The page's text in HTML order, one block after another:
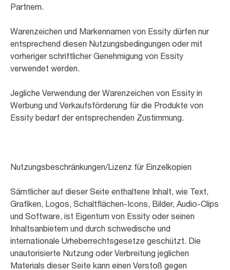
Partnern.
Warenzeichen und Markennamen von Essity dürfen nur
entsprechend diesen Nutzungsbedingungen oder mit
vorheriger schriftlicher Genehmigung von Essity
verwendet werden.
Jegliche Verwendung der Warenzeichen von Essity in
Werbung und Verkaufsförderung für die Produkte von
Essity bedarf der entsprechenden Zustimmung.
Nutzungsbeschränkungen/Lizenz für Einzelkopien
Sämtlicher auf dieser Seite enthaltene Inhalt, wie Text,
Grafiken, Logos, Schaltflächen-Icons, Bilder, Audio-Clips
und Software, ist Eigentum von Essity oder seinen
Inhaltsanbietern und durch schwedische und
internationale Urheberrechtsgesetze geschützt. Die
unautorisierte Nutzung oder Verbreitung jeglichen
Materials dieser Seite kann einen Verstoß gegen